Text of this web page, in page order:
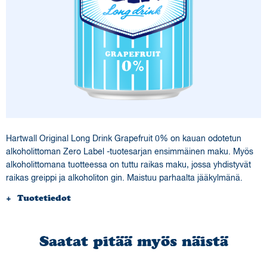
Kauppa
Hartwall Original Long Drink Grapefruit 0% on kauan odotetun
alkoholittoman Zero Label -tuotesarjan ensimmäinen maku. Myös
alkoholittomana tuotteessa on tuttu raikas maku, jossa yhdistyvät
raikas greippi ja alkoholiton gin. Maistuu parhaalta jääkylmänä.
Tuotetiedot
Saatat pitää myös näistä